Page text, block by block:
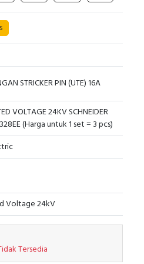
Controller
STRICKER PIN (UTE) 16A
VOLTAGE 24KV SCHNEIDER
(Harga untuk 1 set = 3 pcs)
Voltage 24kV
Tersedia